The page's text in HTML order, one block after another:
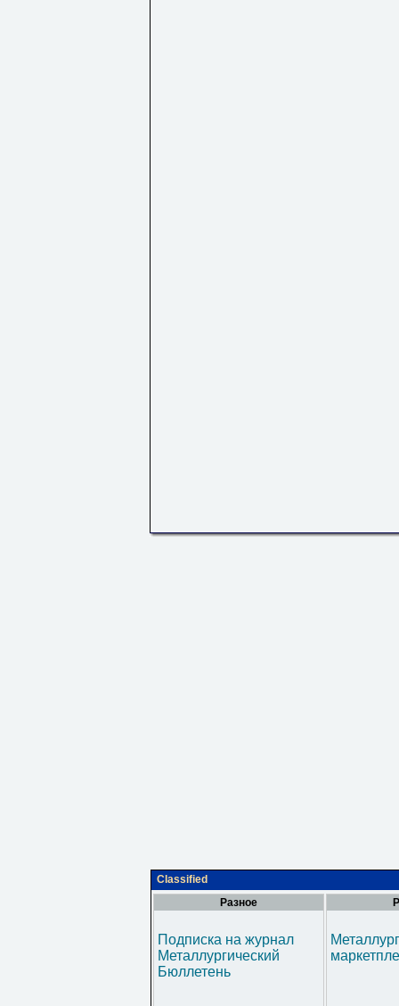
Classified
Разное
Подписка на журнал
Металлургический
Бюллетень